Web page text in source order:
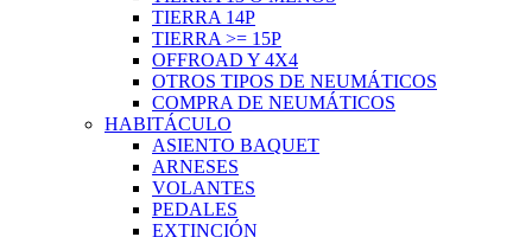
TIERRA 14P
TIERRA >= 15P
OFFROAD Y 4X4
OTROS TIPOS DE NEUMÁTICOS
COMPRA DE NEUMÁTICOS
HABITÁCULO
ASIENTO BAQUET
ARNESES
VOLANTES
PEDALES
EXTINCIÓN